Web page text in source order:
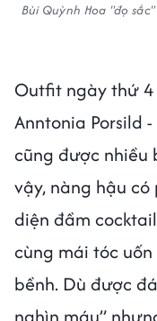
Bùi Quỳnh Hoa "đọ
Outfit ngày thứ 4
Anntonia Porsild
cũng được nhiều
vậy, nàng hậu
diện đầm
cùng mái tóc
bềnh. Dù được